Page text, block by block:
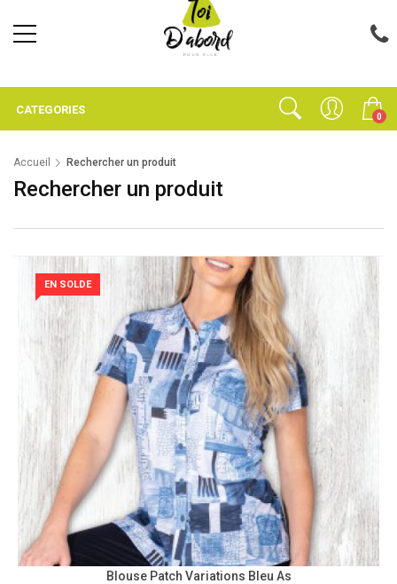
0
CATEGORIES
Accueil Rechercher un produit
Rechercher un produit
EN SOLDE
Blouse Patch Variations Bleu As